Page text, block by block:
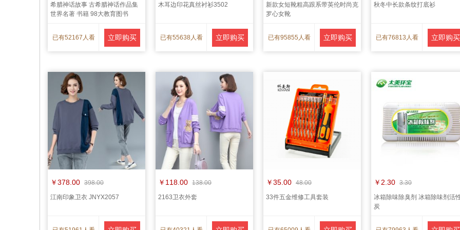
希腊神话故事 古希腊神话作品集
世界名著 书籍 98大教育图书
已有52167人看 立即购买
木耳边印花真丝衬衫3502
已有55638人看 立即购买
新款女短靴粗高跟系带英伦时尚克
罗心女靴
已有95855人看 立即购买
秋冬中长款条纹打底衫
已有76813人看 立即购买
￥378.00 398.00
江南印象卫衣 JNYX2057
￥118.00 138.00
2163卫衣外套
￥35.00 48.00
33件五金维修工具套装
￥2.30 3.30
冰箱除味除臭剂 冰箱除味剂活
炭